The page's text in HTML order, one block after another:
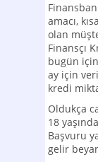
amacı,
olan
Finansçı
bugün
ay için
kredi
Oldukça
18
Başvuru
gelir